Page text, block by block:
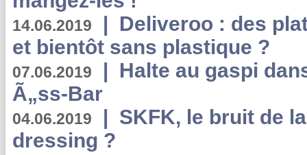
14.06.2019 | Deliveroo : des
et bientôt sans plastique ?
07.06.2019 | Halte au gaspi
Ã„ss-Bar
04.06.2019 | SKFK, le bruit de
dressing ?